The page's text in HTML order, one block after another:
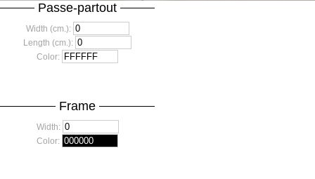
Passe-partout
Width (cm.):
Length (cm.):
Color:
Frame
Width:
Color: